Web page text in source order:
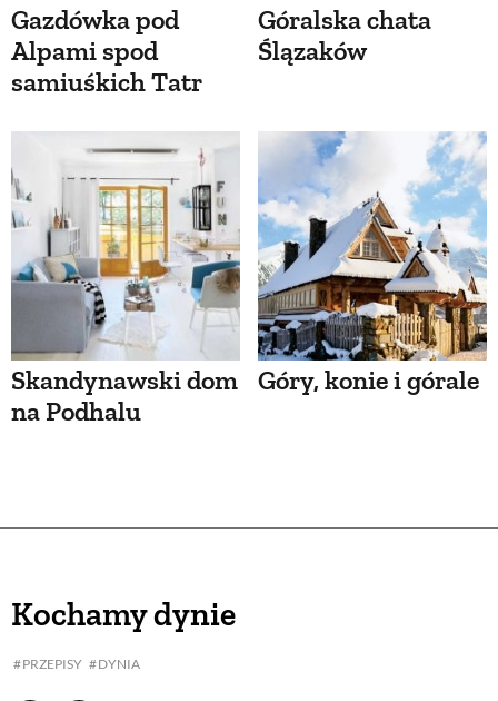
Gazdówka pod
Alpami spod
samiuśkich Tatr
Góralska chata
Ślązaków
Skandynawski dom
na Podhalu
Góry, konie i górale
Kochamy dynie
PRZEPISY DYNIA